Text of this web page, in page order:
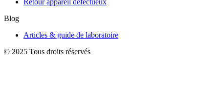
Blog
Articles & guide de laboratoire
© 2025 Tous droits réservés